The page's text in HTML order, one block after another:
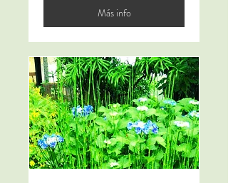
Más info